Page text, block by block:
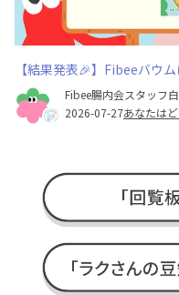
【結果発表🎉】Fibeeバウ
Fibee腸内会スタッフ
2026-07-27あなたは